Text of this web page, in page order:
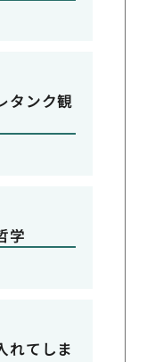
タンク観
学
れてしま